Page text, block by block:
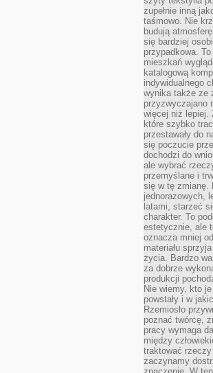
zupełnie inną
taśmowo. Nie
budują
się bardziej
przypadkowa.
mieszkań
katalogową
indywidualnego
wynika także ze
przyzwyczajano
więcej niż lepiej.
które szybko
przestawały do
się poczucie
dochodzi do
ale wybrać
przemyślane i
się w tę zmianę.
jednorazowych,
latami, starzeć
charakter. To
estetycznie, ale
oznacza mniej
materiału
życia. Bardzo
za dobrze
produkcji
Nie wiemy, kto
powstały i w
Rzemiosło
poznać twórcę,
pracy wymaga
między
traktować
zaczynamy